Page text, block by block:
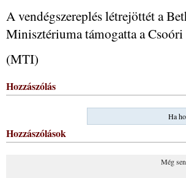
A vendégszereplés létrejöttét a
Minisztériuma támogatta a
(MTI)
Hozzászólás
Ha
Hozzászólások
Még